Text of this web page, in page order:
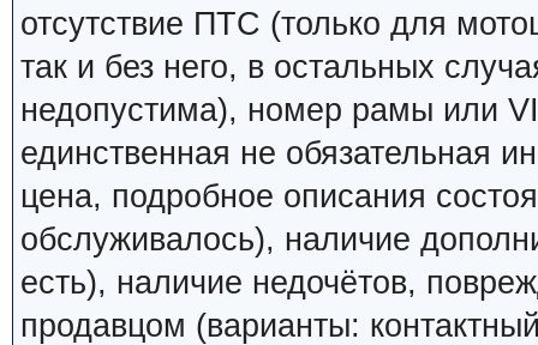
отсутствие ПТС (только для
так и без него, в остальных
недопустима), номер рамы или
единственная не обязательная
цена, подробное описания
обслуживалось), наличие
есть), наличие недочётов,
продавцом (варианты: